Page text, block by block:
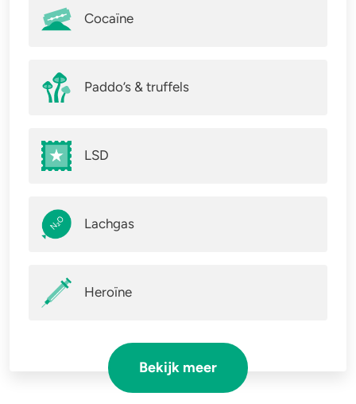
Cocaïne
Paddo’s & truffels
LSD
Lachgas
Heroïne
Bekijk meer